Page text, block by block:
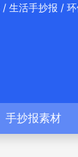
/ 生活手抄报 /
手抄报素材